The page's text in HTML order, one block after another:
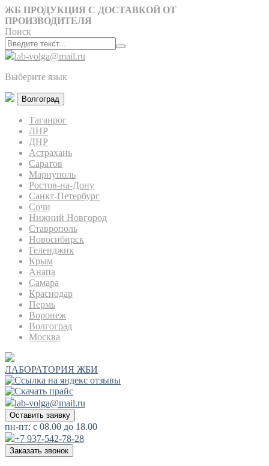
ЖБ ПРОДУКЦИЯ С ДОСТАВКОЙ ОТ
ПРОИЗВОДИТЕЛЯ
Поиск
lab-volga@mail.ru
Выберите язык
Волгоград
Таганрог
ЛНР
ДНР
Астрахань
Саратов
Мариуполь
Ростов-на-Дону
Санкт-Петербург
Сочи
Нижний Новгород
Ставрополь
Новосибирск
Геленджик
Крым
Анапа
Самара
Краснодар
Пермь
Воронеж
Волгоград
Москва
ЛАБОРАТОРИЯ ЖБИ
lab-volga@mail.ru
Оставить заявку
пн-пт: с 08.00 до 18.00
+7 937-542-78-28
Заказать звонок